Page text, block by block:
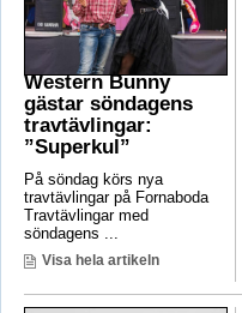
Western Bunny
gästar söndagens
travtävlingar:
”Superkul”
På söndag körs nya
travtävlingar på Fornaboda
Travtävlingar med
söndagens ...
Visa hela artikeln